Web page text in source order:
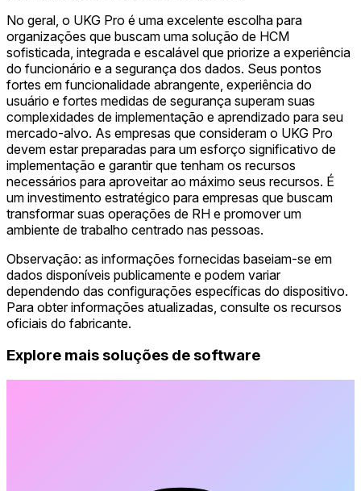
No geral, o UKG Pro é uma excelente escolha para
organizações que buscam uma solução de HCM
sofisticada, integrada e escalável que priorize a experiência
do funcionário e a segurança dos dados. Seus pontos
fortes em funcionalidade abrangente, experiência do
usuário e fortes medidas de segurança superam suas
complexidades de implementação e aprendizado para seu
mercado-alvo. As empresas que consideram o UKG Pro
devem estar preparadas para um esforço significativo de
implementação e garantir que tenham os recursos
necessários para aproveitar ao máximo seus recursos. É
um investimento estratégico para empresas que buscam
transformar suas operações de RH e promover um
ambiente de trabalho centrado nas pessoas.
Observação: as informações fornecidas baseiam-se em
dados disponíveis publicamente e podem variar
dependendo das configurações específicas do dispositivo.
Para obter informações atualizadas, consulte os recursos
oficiais do fabricante.
Explore mais soluções de software